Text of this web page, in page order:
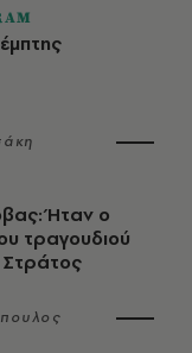
Ήταν ο
τραγουδιού
Στράτος